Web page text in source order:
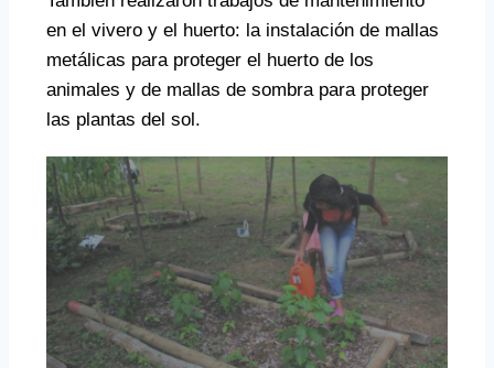
en el vivero y el huerto: la instalación de mallas
metálicas para proteger el huerto de los
animales y de mallas de sombra para proteger
las plantas del sol.